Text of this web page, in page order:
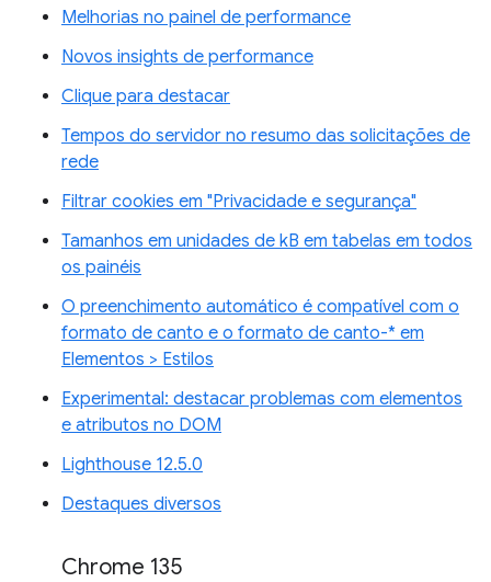
Melhorias no painel de performance
Novos insights de performance
Clique para destacar
Tempos do servidor no resumo das solicitações de
rede
Filtrar cookies em "Privacidade e segurança"
Tamanhos em unidades de kB em tabelas em todos
os painéis
O preenchimento automático é compatível com o
formato de canto e o formato de canto-* em
Elementos > Estilos
Experimental: destacar problemas com elementos
e atributos no DOM
Lighthouse 12.5.0
Destaques diversos
Chrome 135